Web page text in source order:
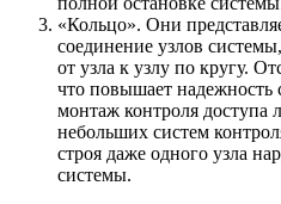
«Кольцо». Они
соединение узлов
от узла к узлу по кругу.
что повышает
монтаж контроля доступа
небольших систем
строя даже одного узла
системы.